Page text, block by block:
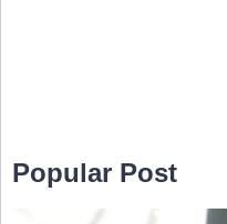
Popular Post